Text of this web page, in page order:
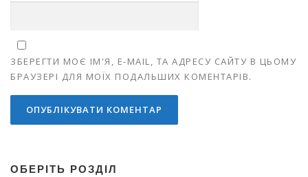
ЗБЕРЕГТИ МОЄ ІМ'Я, E-MAIL, ТА АДРЕСУ САЙТУ В ЦЬОМУ
БРАУЗЕРІ ДЛЯ МОЇХ ПОДАЛЬШИХ КОМЕНТАРІВ.
ОБЕРІТЬ РОЗДІЛ